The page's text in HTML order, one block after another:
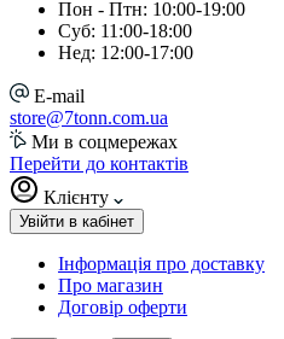
Пон - Птн: 10:00-19:00
Суб: 11:00-18:00
Нед: 12:00-17:00
E-mail
store@7tonn.com.ua
Ми в соцмережах
Перейти до контактів
Клієнту
Увійти в кабінет
Інформація про доставку
Про магазин
Договір оферти